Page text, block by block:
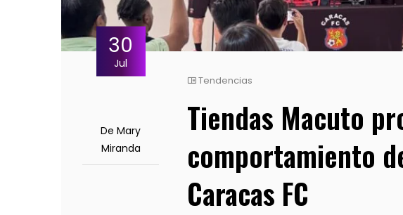
30
Jul
De Mary
Miranda
Tendencias
Tiendas Macuto
comportamiento
Caracas FC